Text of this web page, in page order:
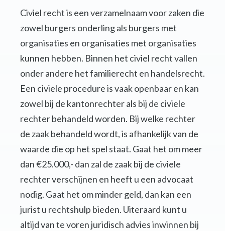
Civiel recht is een verzamelnaam voor zaken die
zowel burgers onderling als burgers met
organisaties en organisaties met organisaties
kunnen hebben. Binnen het civiel recht vallen
onder andere het familierecht en handelsrecht.
Een civiele procedure is vaak openbaar en kan
zowel bij de kantonrechter als bij de civiele
rechter behandeld worden. Bij welke rechter
de zaak behandeld wordt, is afhankelijk van de
waarde die op het spel staat. Gaat het om meer
dan €25.000,- dan zal de zaak bij de civiele
rechter verschijnen en heeft u een advocaat
nodig. Gaat het om minder geld, dan kan een
jurist u rechtshulp bieden. Uiteraard kunt u
altijd van te voren juridisch advies inwinnen bij